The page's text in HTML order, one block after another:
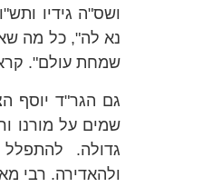
ושס"ה גידיו
נא לה", כל מה
שמחת עולם".
גם הגר"ד יוסף
שמים על מורנו
גדולה. להתפלל
ולהאדירה. רבי